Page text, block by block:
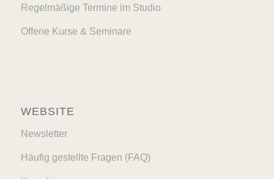
Regelmäßige Termine im Studio
Offene Kurse & Seminare
WEBSITE
Newsletter
Häufig gestellte Fragen (FAQ)